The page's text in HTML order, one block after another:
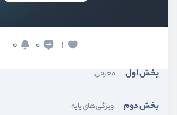
1
0
0
بخش اول معرفی
بخش دوم ویژگی‌های پایه